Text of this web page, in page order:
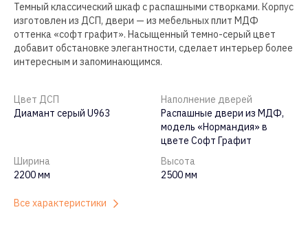
Темный классический шкаф с распашными створками. Корпус
изготовлен из ДСП, двери — из мебельных плит МДФ
оттенка «софт графит». Насыщенный темно-серый цвет
добавит обстановке элегантности, сделает интерьер более
интересным и запоминающимся.
Цвет ДСП
Диамант серый U963
Наполнение дверей
Распашные двери из МДФ,
модель «Нормандия» в
цвете Софт Графит
Ширина
2200 мм
Высота
2500 мм
Все характеристики